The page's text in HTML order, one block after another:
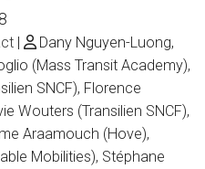
Dany Nguyen-Luong,
(Mass Transit Academy),
SNCF), Florence
Wouters (Transilien SNCF),
Araamouch (Hove),
Mobilities), Stéphane